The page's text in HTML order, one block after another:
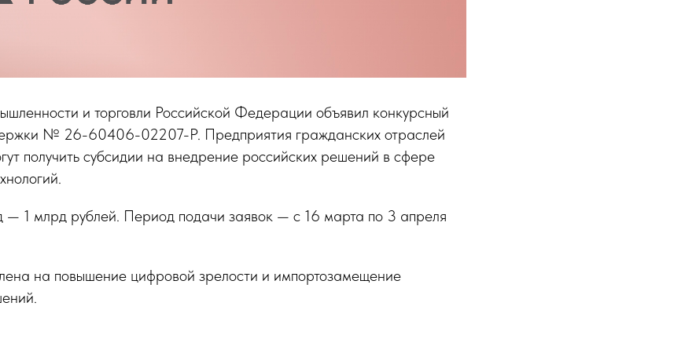
и торговли Российской Федерации объявил конкурсный
№ 26-60406-02207-Р. Предприятия гражданских отраслей
получить субсидии на внедрение российских решений в сфере
1 млрд рублей. Период подачи заявок — с 16 марта по 3 апреля
на повышение цифровой зрелости и импортозамещение